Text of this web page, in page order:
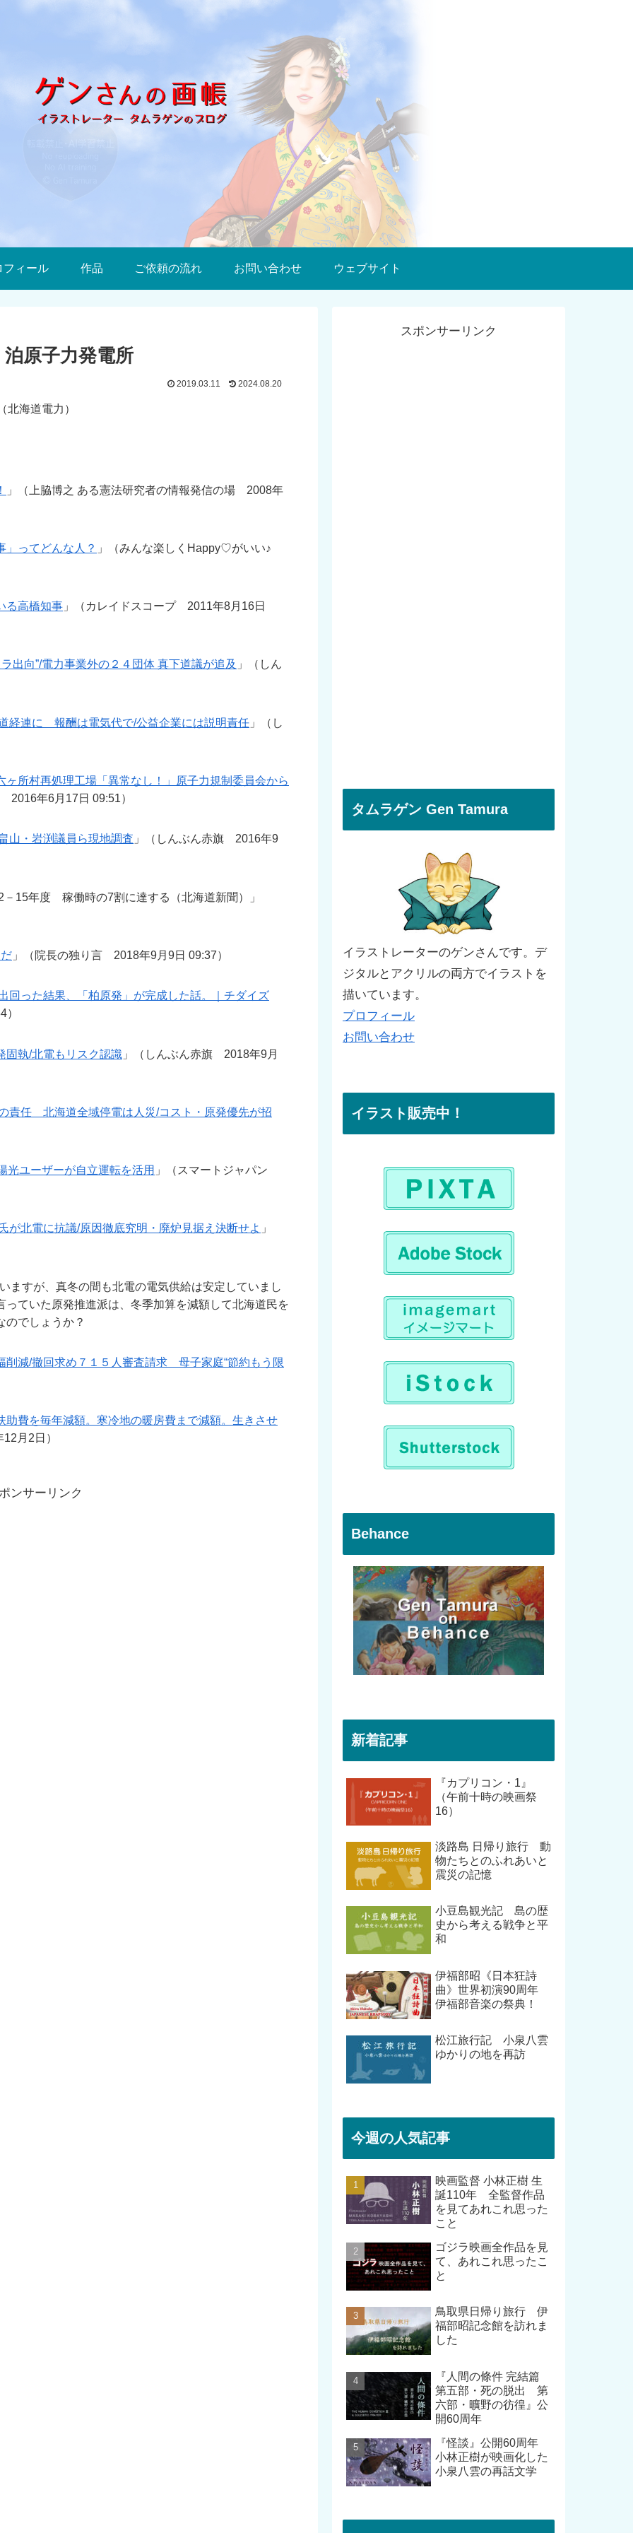
フィール 作品 ご依頼の流れ お問い合わせ ウェブサイト
原子力発電所
2019.03.11 2024.08.20
北海道電力）
」（上脇博之 ある憲法研究者の情報発信の場 2008年
」ってどんな人？ 」（みんな楽しくHappy♡がいい♪
る高橋知事 」（カレイドスコープ 2011年8月16日
出向”/電力事業外の２４団体 真下道議が追及 」（しん
経連に 報酬は電気代で/公益企業には説明責任 」（し
所村再処理工場「異常なし！」原子力規制委員会から
年6月17日 09:51）
・岩渕議員ら現地調査 」（しんぶん赤旗 2016年9
15年度 稼働時の7割に達する（北海道新聞）」
」（院長の独り言 2018年9月9日 09:37）
回った結果、「柏原発」が完成した話。｜チダイズ
執/北電もリスク認識 」（しんぶん赤旗 2018年9月
責任 北海道全域停電は人災/コスト・原発優先が招
光ユーザーが自立運転を活用 」（スマートジャパン
が北電に抗議/原因徹底究明・廃炉見据え決断せよ 」
すが、真冬の間も北電の電気供給は安定していまし
ていた原発推進派は、冬季加算を減額して北海道民を
のでしょうか？
減/撤回求め７１５人審査請求 母子家庭“節約もう限
費を毎年減額。寒冷地の暖房費まで減額。生きさせ
月2日）
ンサーリンク
スポンサーリンク
タムラゲン Gen Tamura
イラストレーターのゲンさんです。デ
ジタルとアクリルの両方でイラストを
描いています。
プロフィール
お問い合わせ
イラスト販売中！
Behance
新着記事
『カプリコン・1』
（午前十時の映画祭
16）
淡路島 日帰り旅行 動
物たちとのふれあいと
震災の記憶
小豆島観光記 島の歴
史から考える戦争と平
和
伊福部昭《日本狂詩
曲》世界初演90周年
伊福部音楽の祭典！
松江旅行記 小泉八雲
ゆかりの地を再訪
今週の人気記事
映画監督 小林正樹 生
誕110年 全監督作品
を見てあれこれ思った
こと
ゴジラ映画全作品を見
て、あれこれ思ったこ
と
鳥取県日帰り旅行 伊
福部昭記念館を訪れま
した
『人間の條件 完結篇
第五部・死の脱出 第
六部・曠野の彷徨』公
開60周年
『怪談』公開60周年
小林正樹が映画化した
小泉八雲の再話文学